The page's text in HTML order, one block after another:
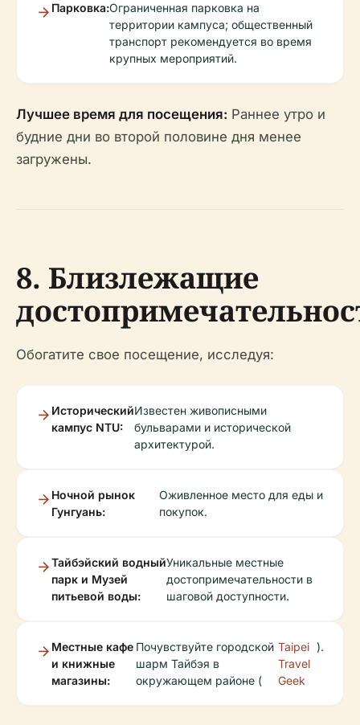
Парковка:Ограниченная парковка на
территории кампуса; общественный
транспорт рекомендуется во время
крупных мероприятий.
Лучшее время для посещения: Раннее утро и
будние дни во второй половине дня менее
загружены.
8. Близлежащие
Обогатите свое посещение, исследуя:
Исторический
кампус NTU:
Известен живописными
бульварами и исторической
архитектурой.
Ночной рынок
Гунгуань:
Оживленное место для еды и
покупок.
Тайбэйский водный
парк и Музей
питьевой воды:
Уникальные местные
достопримечательности в
шаговой доступности.
Местные кафе
и книжные
магазины:
Почувствуйте городской
шарм Тайбэя в
окружающем районе (
Taipei
Travel
Geek
).